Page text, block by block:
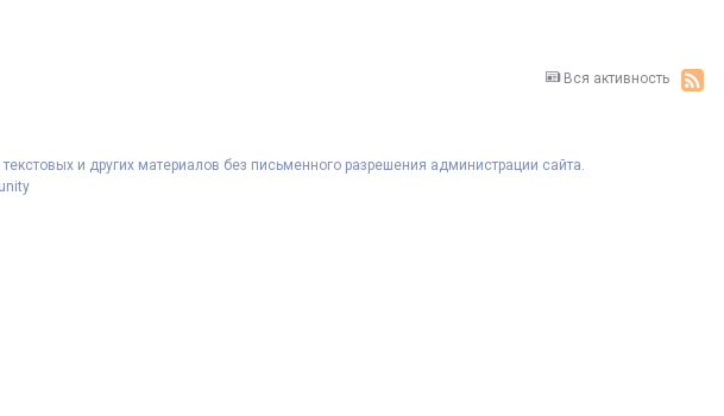
Вся активность
и других материалов без письменного разрешения администрации сайта.